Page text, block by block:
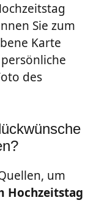
Sie zum
Karte
des
um
Hochzeitstag